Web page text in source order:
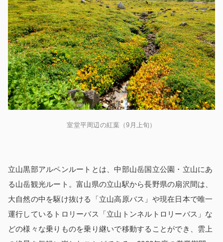
室堂平周辺の紅葉（9月上旬）
立山黒部アルペンルートとは、中部山岳国立公園・立山にあ
る山岳観光ルート。富山県の立山駅から長野県の扇沢間は、
大自然の中を駆け抜ける「立山高原バス」や現在日本で唯一
運行しているトロリーバス「立山トンネルトロリーバス」な
どの様々な乗りものを乗り継いで移動することができ、雲上